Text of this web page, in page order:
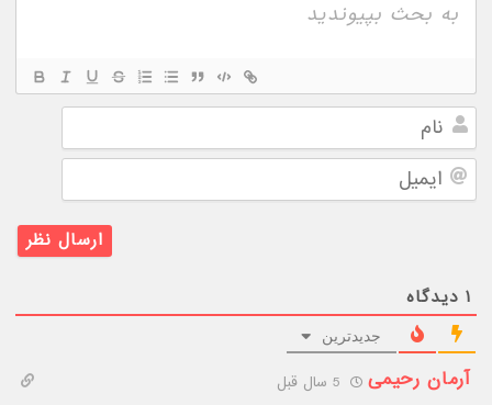
ایمیل
۱ دیدگاه
جدیدترین
آرمان رحیمی